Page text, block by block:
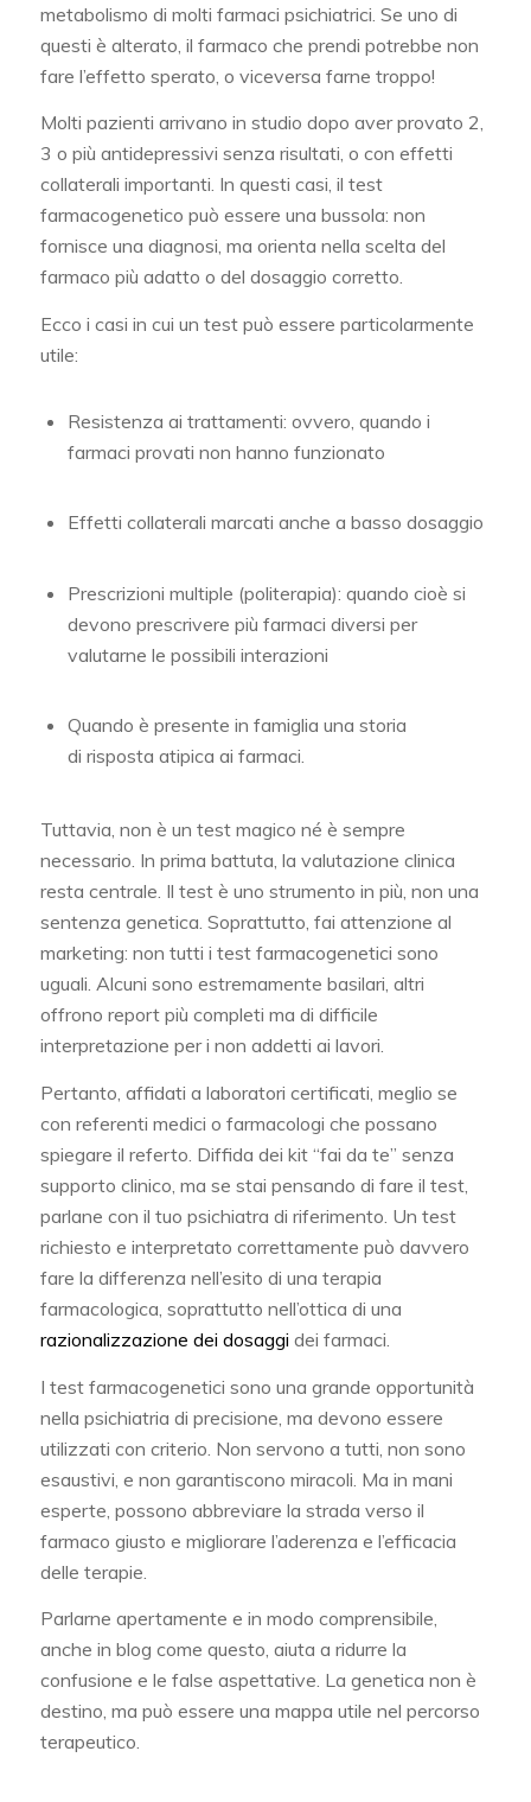
metabolismo di molti farmaci psichiatrici. Se uno di
questi è alterato, il farmaco che prendi potrebbe non
fare l’effetto sperato, o viceversa farne troppo!
Molti pazienti arrivano in studio dopo aver provato 2,
3 o più antidepressivi senza risultati, o con effetti
collaterali importanti. In questi casi, il test
farmacogenetico può essere una bussola: non
fornisce una diagnosi, ma orienta nella scelta del
farmaco più adatto o del dosaggio corretto.
Ecco i casi in cui un test può essere particolarmente
utile:
Resistenza ai trattamenti: ovvero, quando i
farmaci provati non hanno funzionato
Effetti collaterali marcati anche a basso dosaggio
Prescrizioni multiple (politerapia): quando cioè si
devono prescrivere più farmaci diversi per
valutarne le possibili interazioni
Quando è presente in famiglia una storia
di risposta atipica ai farmaci.
Tuttavia, non è un test magico né è sempre
necessario. In prima battuta, la valutazione clinica
resta centrale. Il test è uno strumento in più, non una
sentenza genetica. Soprattutto, fai attenzione al
marketing: non tutti i test farmacogenetici sono
uguali. Alcuni sono estremamente basilari, altri
offrono report più completi ma di difficile
interpretazione per i non addetti ai lavori.
Pertanto, affidati a laboratori certificati, meglio se
con referenti medici o farmacologi che possano
spiegare il referto. Diffida dei kit “fai da te” senza
supporto clinico, ma se stai pensando di fare il test,
parlane con il tuo psichiatra di riferimento. Un test
richiesto e interpretato correttamente può davvero
fare la differenza nell’esito di una terapia
farmacologica, soprattutto nell’ottica di una
razionalizzazione dei dosaggi dei farmaci.
I test farmacogenetici sono una grande opportunità
nella psichiatria di precisione, ma devono essere
utilizzati con criterio. Non servono a tutti, non sono
esaustivi, e non garantiscono miracoli. Ma in mani
esperte, possono abbreviare la strada verso il
farmaco giusto e migliorare l’aderenza e l’efficacia
delle terapie.
Parlarne apertamente e in modo comprensibile,
anche in blog come questo, aiuta a ridurre la
confusione e le false aspettative. La genetica non è
destino, ma può essere una mappa utile nel percorso
terapeutico.